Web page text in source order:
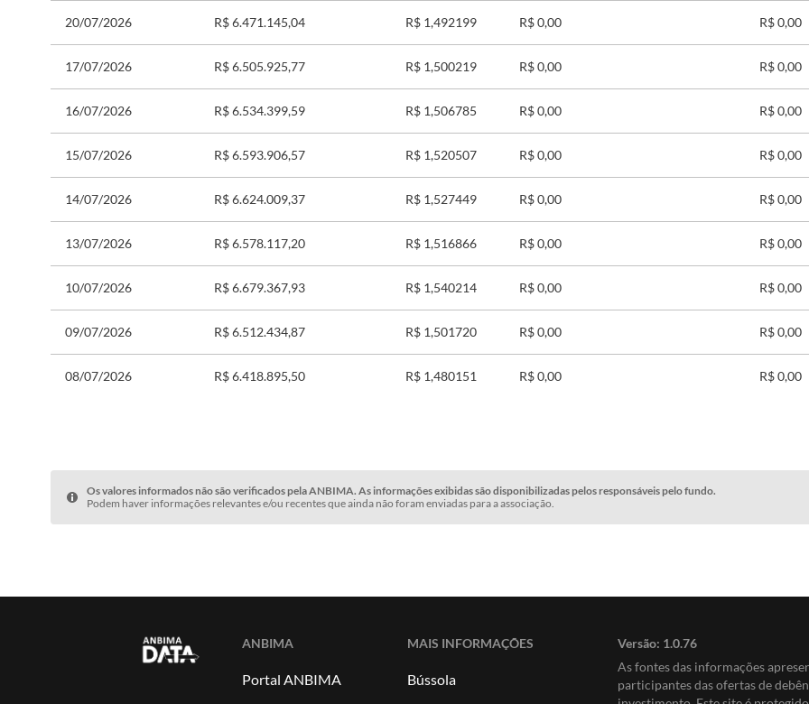
20/07/2026 R$ 6.471.145,04 R$ 1,492199 R$ 0,00 R$ 0,00
17/07/2026 R$ 6.505.925,77 R$ 1,500219 R$ 0,00 R$ 0,00
16/07/2026 R$ 6.534.399,59 R$ 1,506785 R$ 0,00 R$ 0,00
15/07/2026 R$ 6.593.906,57 R$ 1,520507 R$ 0,00 R$ 0,00
14/07/2026 R$ 6.624.009,37 R$ 1,527449 R$ 0,00 R$ 0,00
13/07/2026 R$ 6.578.117,20 R$ 1,516866 R$ 0,00 R$ 0,00
10/07/2026 R$ 6.679.367,93 R$ 1,540214 R$ 0,00 R$ 0,00
09/07/2026 R$ 6.512.434,87 R$ 1,501720 R$ 0,00 R$ 0,00
08/07/2026 R$ 6.418.895,50 R$ 1,480151 R$ 0,00 R$ 0,00
Os valores informados não são verificados pela ANBIMA. As informações exibidas são disponibilizadas pelos responsáveis pelo fundo.
Podem haver informações relevantes e/ou recentes que ainda não foram enviadas para a associação.
ANBIMA
Portal ANBIMA
MAIS INFORMAÇÕES
Bússola
Versão: 1.0.76
As fontes das informações
participantes das ofertas de